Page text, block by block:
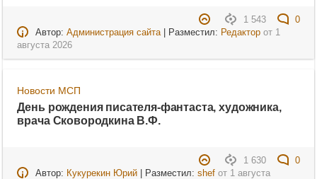
1 543
0
Автор: Администрация сайта| Разместил: Редакторот 1
августа 2026
Новости МСП
День рождения писателя-фантаста, художника,
врача Сковородкина В.Ф.
1 630
0
Автор: Кукурекин Юрий| Разместил: shefот 1 августа